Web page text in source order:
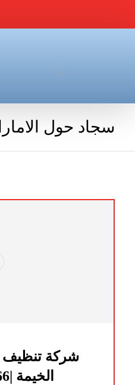
سجاد حول
شركة
الخيمة |0544675066